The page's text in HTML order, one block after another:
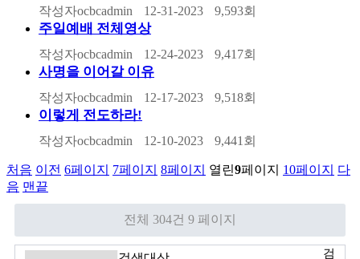
작성자ocbcadmin 12-31-2023 9,593회
주일예배 전체영상
작성자ocbcadmin 12-24-2023 9,417회
사명을 이어갈 이유
작성자ocbcadmin 12-17-2023 9,518회
이렇게 전도하라!
작성자ocbcadmin 12-10-2023 9,441회
처음 이전 6페이지 7페이지 8페이지 열린9페이지 10페이지
다
음 맨끝
전체 304건 9 페이지
검